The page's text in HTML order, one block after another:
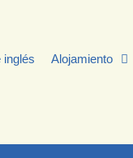
inglés Alojamiento